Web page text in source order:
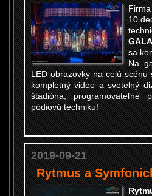
sa
Na
LED obrazovky na celú
kompletný video a svetelný
štadióna, programovateľné
pódiovú techniku!
2019-09-21
Rytmus a